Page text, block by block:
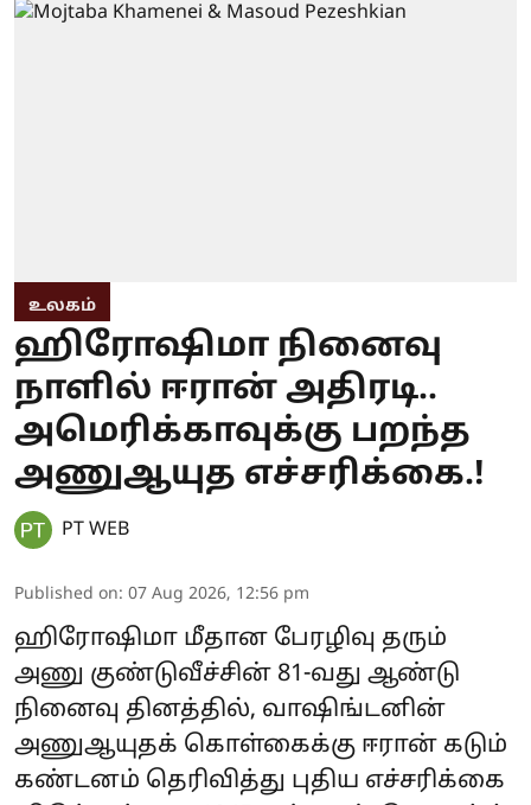
உலகம்
ஹிரோஷிமா நினைவு
நாளில் ஈரான் அதிரடி..
அமெரிக்காவுக்கு பறந்த
அணுஆயுத எச்சரிக்கை.!
PT WEB
Published on: 07 Aug 2026, 12:56 pm
ஹிரோஷிமா மீதான பேரழிவு தரும்
அணு குண்டுவீச்சின் 81-வது ஆண்டு
நினைவு தினத்தில், வாஷிங்டனின்
அணுஆயுதக் கொள்கைக்கு ஈரான் கடும்
கண்டனம் தெரிவித்து புதிய எச்சரிக்கை